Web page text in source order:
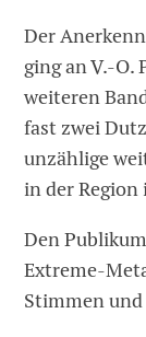
Der
ging an V.-O.
weiteren
fast zwei
unzählige
in der
Den
Extreme-
Stimmen